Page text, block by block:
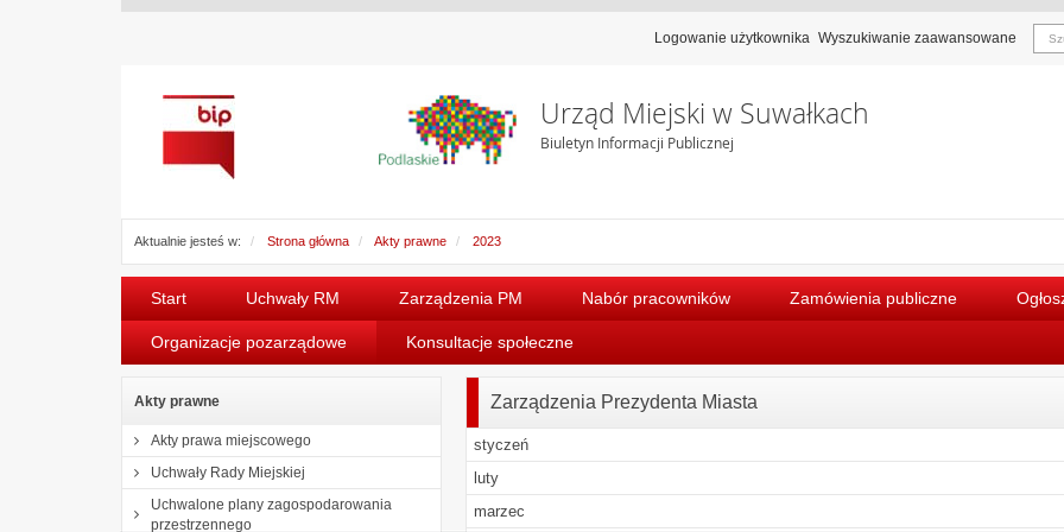
Logowanie użytkownika Wyszukiwanie zaawansowane
Urząd Miejski w Suwałkach
Biuletyn Informacji Publicznej
Aktualnie jesteś w: Strona główna Akty prawne 2023
Start Uchwały RM Zarządzenia PM Nabór pracowników Zamówienia publiczne
Organizacje pozarządowe Konsultacje społeczne
Akty prawne
Akty prawa miejscowego
Uchwały Rady Miejskiej
Uchwalone plany zagospodarowania
przestrzennego
Zarządzenia Prezydenta Miasta
styczeń
luty
marzec